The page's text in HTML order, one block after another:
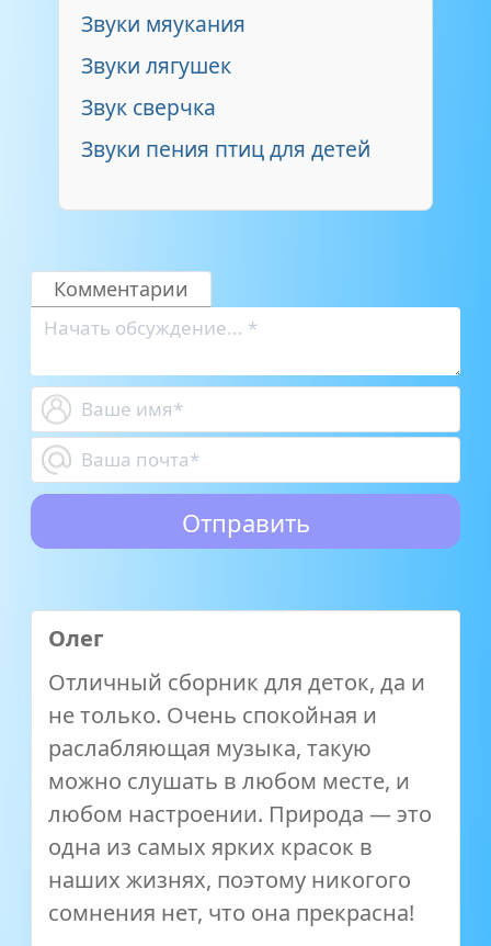
Звуки мяукания
Звуки лягушек
Звук сверчка
Звуки пения птиц для детей
Комментарии
Олег
Отличный сборник для деток, да и
не только. Очень спокойная и
раслабляющая музыка, такую
можно слушать в любом месте, и
любом настроении. Природа — это
одна из самых ярких красок в
наших жизнях, поэтому никогого
сомнения нет, что она прекрасна!